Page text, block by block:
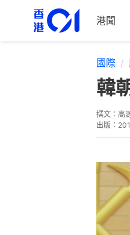
港聞
國際
韓
撰文： 高
出版：